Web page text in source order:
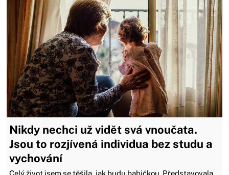
Nikdy nechci už vidět svá vnoučata.
Jsou to rozjívená individua bez studu a
vychování